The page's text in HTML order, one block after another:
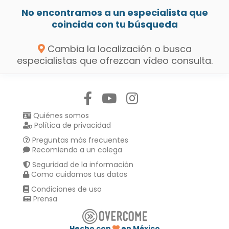
No encontramos a un especialista que
coincida con tu búsqueda
Cambia la localización o busca
especialistas que ofrezcan vídeo consulta.
Quiénes somos
Política de privacidad
Preguntas más frecuentes
Recomienda a un colega
Seguridad de la información
Como cuidamos tus datos
Condiciones de uso
Prensa